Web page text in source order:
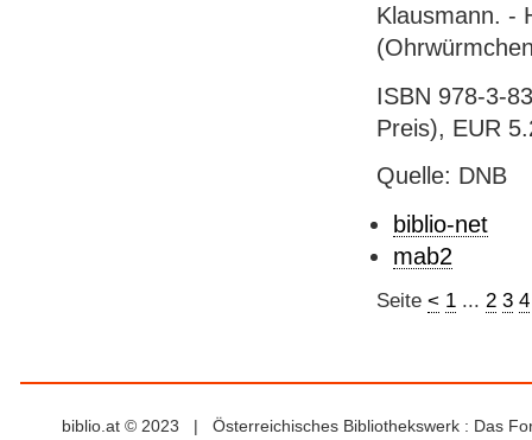
Klausmann. -
ISBN 978-3-
Preis), EUR
Quelle: DNB
biblio-net
mab2
Seite < 1... 2 3 4
biblio.at © 2023 | Österreichisches Bibliothekswerk : Das